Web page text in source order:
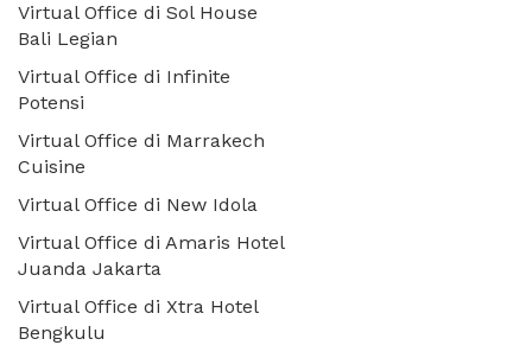
Virtual Office di Sol House
Bali Legian
Virtual Office di Infinite
Potensi
Virtual Office di Marrakech
Cuisine
Virtual Office di New Idola
Virtual Office di Amaris Hotel
Juanda Jakarta
Virtual Office di Xtra Hotel
Bengkulu